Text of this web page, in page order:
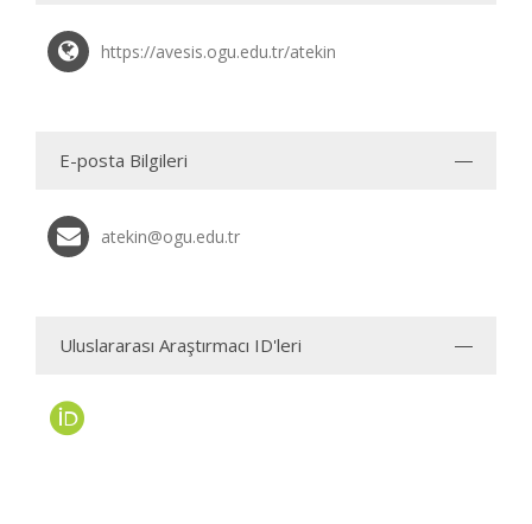
https://avesis.ogu.edu.tr/atekin
E-posta Bilgileri
atekin@ogu.edu.tr
Uluslararası Araştırmacı ID'leri